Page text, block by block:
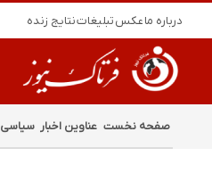
درباره ماعکستبلیغاتنتایج زنده
صفحه نخست عناوین اخبار سیاسی